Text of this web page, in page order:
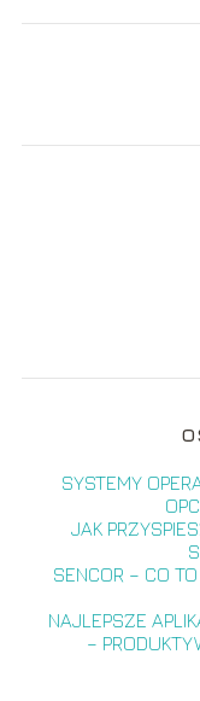
SYSTEMY
JAK
SENCOR – CO
NAJLEPSZE
–